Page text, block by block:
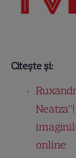
Citește și:
online